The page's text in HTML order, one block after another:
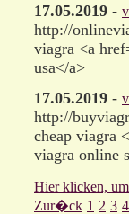
17.05.2019 -
http://
viagra <a
usa</a>
17.05.2019 -
http://
cheap viagra
viagra online
Hier klicken,
Zur�ck 1 2 3 4